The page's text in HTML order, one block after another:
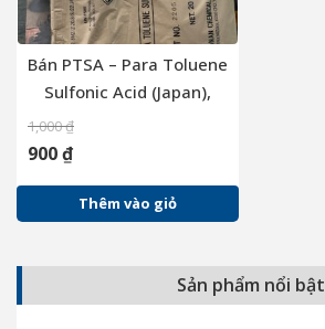
Bán PTSA – Para Toluene
Sulfonic Acid (Japan),
1,000₫
900₫
Thêm vào giỏ
Sản phẩm nổi bật